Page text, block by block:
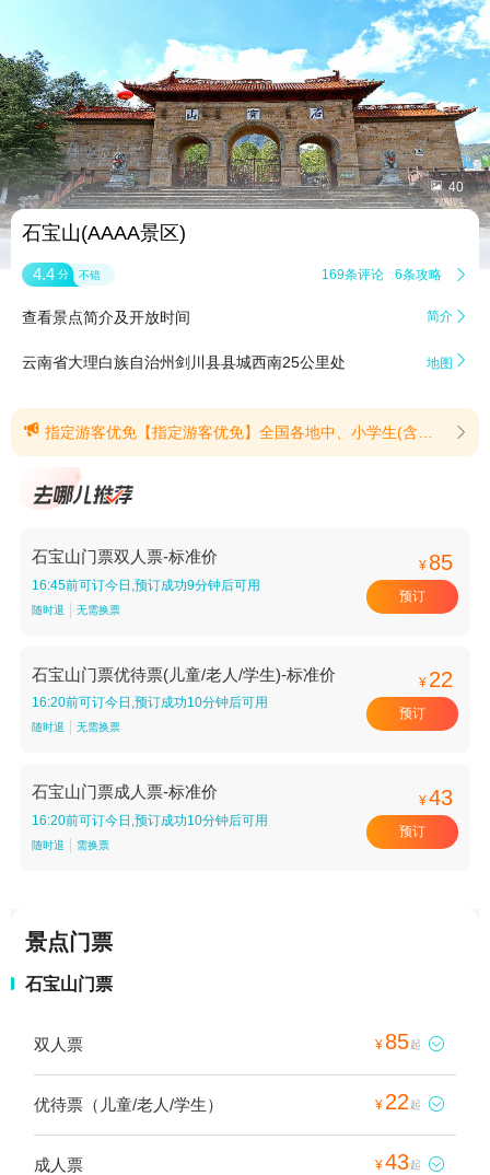
 40
石宝山(AAAA景区)
4.4 分 不错 169条评论 6条攻略 
查看景点简介及开放时间 简介 
云南省大理白族自治州剑川县县城西南25公里处 地图 
 指定游客优免【指定游客优免】全国各地中、小学生(含高中应届毕业生)凭个人有效证件(身份证、学生证、准考证、入学通知等)可享受石宝山门票免票及讲解服务8折的优惠政策。入园时须出示本人有效证件，供工作人员核验;本优惠仅针对石宝山首道门票;园区内观光车交通产品不参与本次活动;如遇重大活动或园区限流等情况，请以官方通知为准;本活动最终解释权归大理剑阳文旅发展有限公司所有。(提示有效期2026/7/8至2026/8/31) 
石宝山门票双人票-标准价
16:45前可订今日,预订成功9分钟后可用
随时退 无需换票
¥ 85
预订
石宝山门票优待票(儿童/老人/学生)-标准价
16:20前可订今日,预订成功10分钟后可用
随时退 无需换票
¥ 22
预订
石宝山门票成人票-标准价
16:20前可订今日,预订成功10分钟后可用
随时退 需换票
¥43
预订
景点门票
石宝山门票
双人票 ¥ 85起 
优待票（儿童/老人/学生） ¥ 22 起 
成人票 ¥43起 